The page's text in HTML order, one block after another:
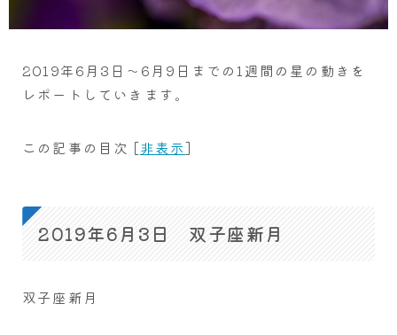
2019年6月3日～6月9日までの1週間の星の動きを
レポートしていきます。
この記事の目次 [非表示]
2019年6月3日 双子座新月
双子座新月